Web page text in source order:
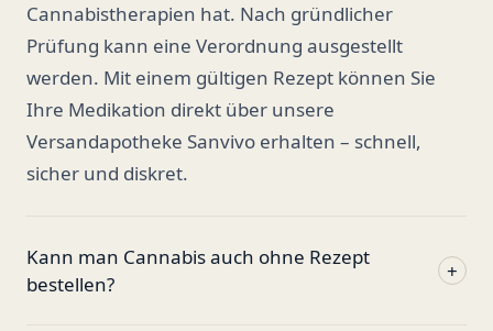
Cannabistherapien hat. Nach gründlicher
Prüfung kann eine Verordnung ausgestellt
werden. Mit einem gültigen Rezept können Sie
Ihre Medikation direkt über unsere
Versandapotheke Sanvivo erhalten – schnell,
sicher und diskret.
Kann man Cannabis auch ohne Rezept
bestellen?
+